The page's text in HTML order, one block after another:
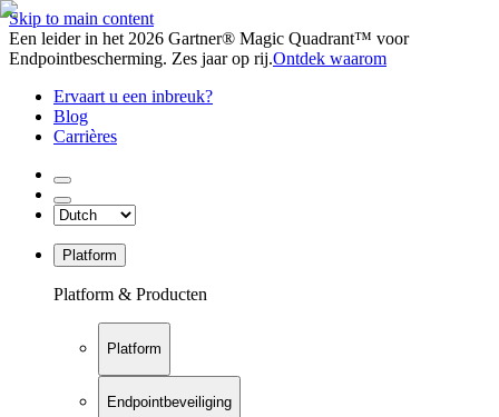
Skip to main content
Een leider in het 2026 Gartner® Magic Quadrant™ voor
Endpointbescherming. Zes jaar op rij.Ontdek waarom
Ervaart u een inbreuk?
Blog
Carrières
Platform
Platform & Producten
Platform
Endpointbeveiliging